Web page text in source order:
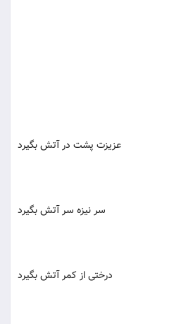
عزیزت پشت در آتش بگیرد
سر نیزه سر آتش بگیرد
درختی از کمر آتش بگیرد